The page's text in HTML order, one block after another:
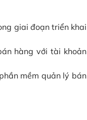
giai đoạn triển khai
hàng với tài khoản
mềm quản lý bán